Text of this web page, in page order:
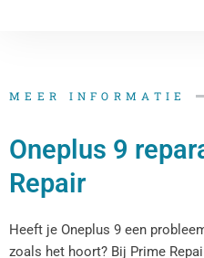
MEER INFORMATIE
Oneplus 9
Repair
Heeft je Oneplus 9 een
zoals het hoort? Bij Prime